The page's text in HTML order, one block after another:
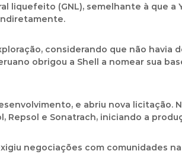
liquefeito (GNL), semelhante à que a
considerando que não havia
obrigou a Shell a nomear sua
e abriu nova licitação.
e Sonatrach, iniciando a
negociações com comunidades